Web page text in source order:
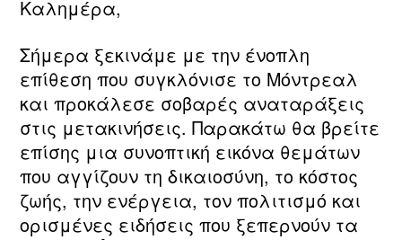
Καλημέρα,
Σήμερα ξεκινάμε με την ένοπλη
επίθεση που συγκλόνισε το Μόντρεαλ
και προκάλεσε σοβαρές αναταράξεις
στις μετακινήσεις. Παρακάτω θα βρείτε
επίσης μια συνοπτική εικόνα θεμάτων
που αγγίζουν τη δικαιοσύνη, το κόστος
ζωής, την ενέργεια, τον πολιτισμό και
ορισμένες ειδήσεις που ξεπερνούν τα